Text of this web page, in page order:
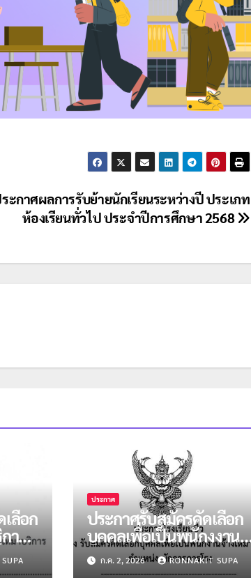
ะกาศผลการรับย้ายนักเรียนระหว่างปี ประเภท
ห้องเรียนทั่วไป ประจำปีการศึกษา 2568
ลือก
าร
ง
ประกาศ
ประกาศรับสมัครคัดเลือก
บุคคลเพื่อเป็นพนักงงาน
จ้างเหมาบริการ ตำแหน่ง
นักการภารโรง
ก.ค. 2, 2026 RONNAKIT SUPA